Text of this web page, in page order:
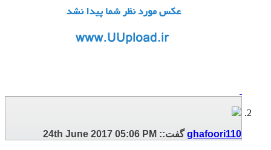
ghafoori110 گفت:: 24th June 2017 05:06 PM